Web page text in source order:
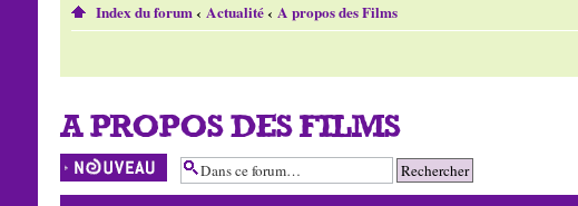
Index du forum‹ Actualité‹ A propos des Films
A PROPOS DES FILMS
Écrire un nouveau
sujet